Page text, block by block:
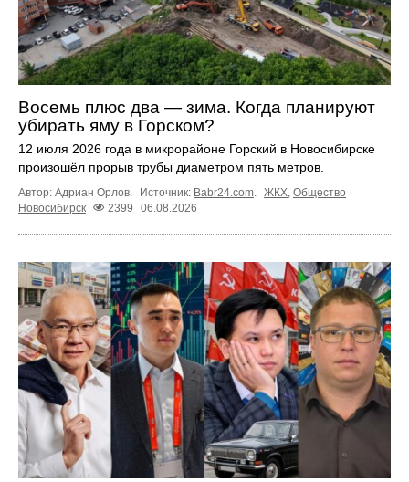
Восемь плюс два — зима. Когда планируют
убирать яму в Горском?
12 июля 2026 года в микрорайоне Горский в Новосибирске
произошёл прорыв трубы диаметром пять метров.
Автор: Адриан Орлов. Источник: Babr24.com. ЖКХ, Общество
Новосибирск
2399 06.08.2026